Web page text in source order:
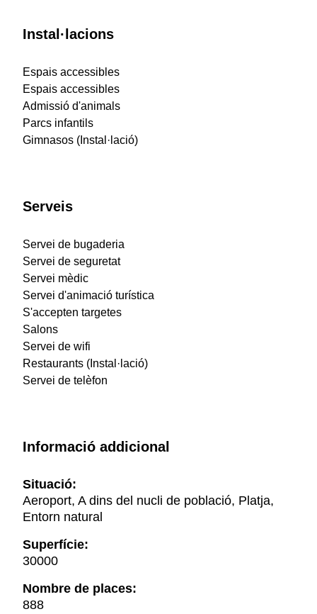
Instal·lacions
Espais accessibles
Espais accessibles
Admissió d'animals
Parcs infantils
Gimnasos (Instal·lació)
Serveis
Servei de bugaderia
Servei de seguretat
Servei mèdic
Servei d'animació turística
S'accepten targetes
Salons
Servei de wifi
Restaurants (Instal·lació)
Servei de telèfon
Informació addicional
Situació:
Aeroport, A dins del nucli de població, Platja,
Entorn natural
Superfície:
30000
Nombre de places:
888